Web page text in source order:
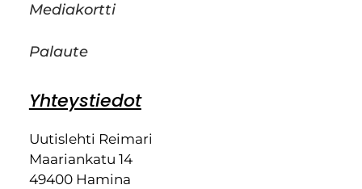
Mediakortti
Palaute
Yhteystiedot
Uutislehti Reimari
Maariankatu 14
49400 Hamina